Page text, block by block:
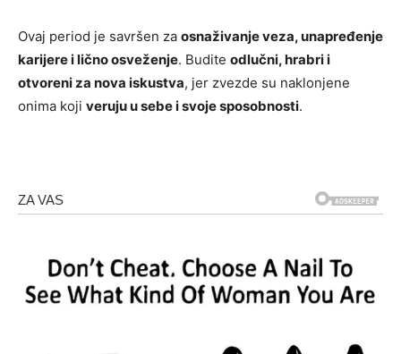
Ovaj period je savršen za osnaživanje veza, unapređenje
karijere i lično osveženje. Budite odlučni, hrabri i
otvoreni za nova iskustva, jer zvezde su naklonjene
onima koji veruju u sebe i svoje sposobnosti.